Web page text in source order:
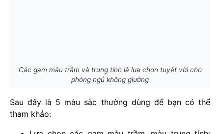
Các gam màu trầm và trung tính là lựa chọn tuyệt vời cho
phòng ngủ không giường
Sau đây là 5 màu sắc thường dùng để bạn có thể
tham khảo: